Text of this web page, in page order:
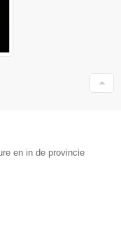
en in de provincie